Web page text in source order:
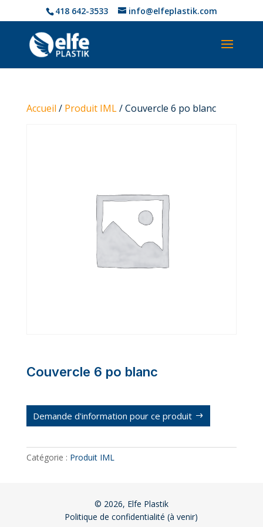
418 642-3533 info@elfeplastik.com
Accueil / Produit IML/ Couvercle 6 po blanc
Couvercle 6 po blanc
Demande d'information pour ce produit
Catégorie : Produit IML
© 2026, Elfe Plastik
Politique de confidentialité (à venir)